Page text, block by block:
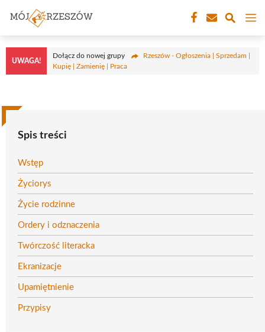
treści
UWAGA!
Dołącz do nowej grupy
Rzeszów - Ogłoszenia | Sprzedam |
Kupię | Zamienię | Praca
Spis treści
Wstęp
Życiorys
Życie rodzinne
Ordery i odznaczenia
Twórczość literacka
Ekranizacje
Upamiętnienie
Przypisy